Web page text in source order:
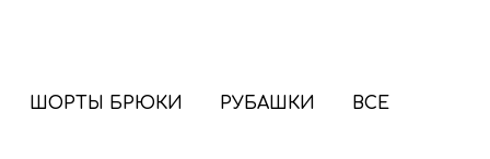
ШОРТЫ БРЮКИ РУБАШКИ ВСЕ